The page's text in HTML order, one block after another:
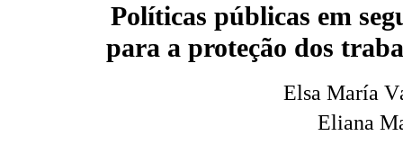
Políticas públicas em
para a proteção dos
Elsa María
Eliana